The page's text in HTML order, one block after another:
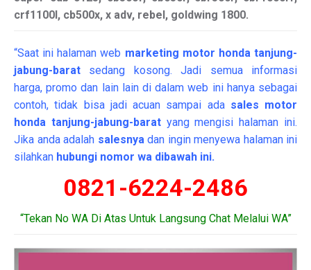
crf1100l, cb500x, x adv, rebel, goldwing 1800.
“Saat ini halaman web marketing motor honda tanjung-
jabung-barat sedang kosong. Jadi semua informasi
harga, promo dan lain lain di dalam web ini hanya sebagai
contoh, tidak bisa jadi acuan sampai ada sales motor
honda tanjung-jabung-barat yang mengisi halaman ini.
Jika anda adalah salesnyadan ingin menyewa halaman ini
silahkan hubungi nomor wa dibawah ini.
0821-6224-2486
“Tekan No WA Di Atas Untuk Langsung Chat Melalui WA”